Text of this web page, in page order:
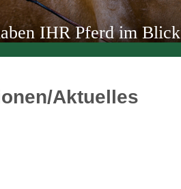
IHR Pferd im Blick
Aktuelles